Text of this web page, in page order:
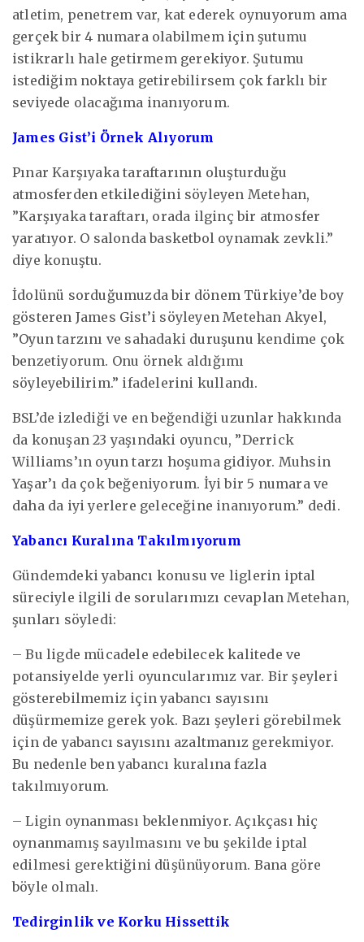
atletim, penetrem var, kat ederek oynuyorum ama
gerçek bir 4 numara olabilmem için şutumu
istikrarlı hale getirmem gerekiyor. Şutumu
istediğim noktaya getirebilirsem çok farklı bir
seviyede olacağıma inanıyorum.
James Gist’i Örnek Alıyorum
Pınar Karşıyaka taraftarının oluşturduğu
atmosferden etkilediğini söyleyen Metehan,
”Karşıyaka taraftarı, orada ilginç bir atmosfer
yaratıyor. O salonda basketbol oynamak zevkli.”
diye konuştu.
İdolünü sorduğumuzda bir dönem Türkiye’de boy
gösteren James Gist’i söyleyen Metehan Akyel,
”Oyun tarzını ve sahadaki duruşunu kendime çok
benzetiyorum. Onu örnek aldığımı
söyleyebilirim.” ifadelerini kullandı.
BSL’de izlediği ve en beğendiği uzunlar hakkında
da konuşan 23 yaşındaki oyuncu, ”Derrick
Williams’ın oyun tarzı hoşuma gidiyor. Muhsin
Yaşar’ı da çok beğeniyorum. İyi bir 5 numara ve
daha da iyi yerlere geleceğine inanıyorum.” dedi.
Yabancı Kuralına Takılmıyorum
Gündemdeki yabancı konusu ve liglerin iptal
süreciyle ilgili de sorularımızı cevaplan Metehan,
şunları söyledi:
– Bu ligde mücadele edebilecek kalitede ve
potansiyelde yerli oyuncularımız var. Bir şeyleri
gösterebilmemiz için yabancı sayısını
düşürmemize gerek yok. Bazı şeyleri görebilmek
için de yabancı sayısını azaltmanız gerekmiyor.
Bu nedenle ben yabancı kuralına fazla
takılmıyorum.
– Ligin oynanması beklenmiyor. Açıkçası hiç
oynanmamış sayılmasını ve bu şekilde iptal
edilmesi gerektiğini düşünüyorum. Bana göre
böyle olmalı.
Tedirginlik ve Korku Hissettik